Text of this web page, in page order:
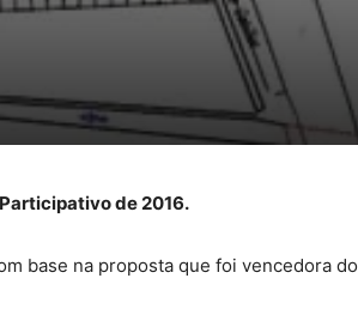
de 2016.
base na proposta que foi vencedora do